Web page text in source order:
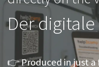
Der
👉 Produced in just